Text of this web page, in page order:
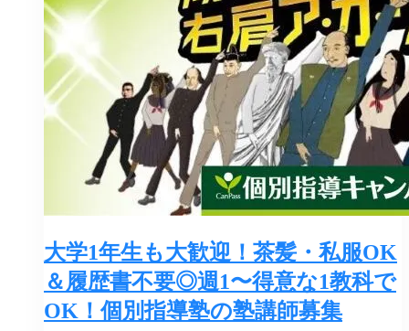
大学1年生も大歓迎！茶髪・私服OK
＆履歴書不要◎週1〜得意な1教科で
OK！個別指導塾の塾講師募集